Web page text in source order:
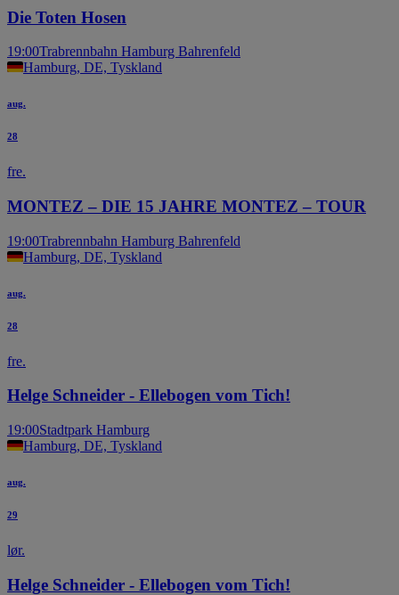
Die Toten Hosen
19:00Trabrennbahn Hamburg Bahrenfeld
Hamburg, DE, Tyskland
aug.
28
fre.
MONTEZ – DIE 15 JAHRE MONTEZ – TOUR
19:00Trabrennbahn Hamburg Bahrenfeld
Hamburg, DE, Tyskland
aug.
28
fre.
Helge Schneider - Ellebogen vom Tich!
19:00Stadtpark Hamburg
Hamburg, DE, Tyskland
aug.
29
lør.
Helge Schneider - Ellebogen vom Tich!